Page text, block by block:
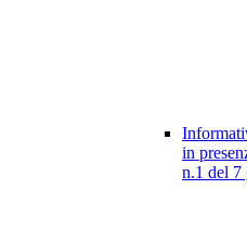
in
n.1 del 7